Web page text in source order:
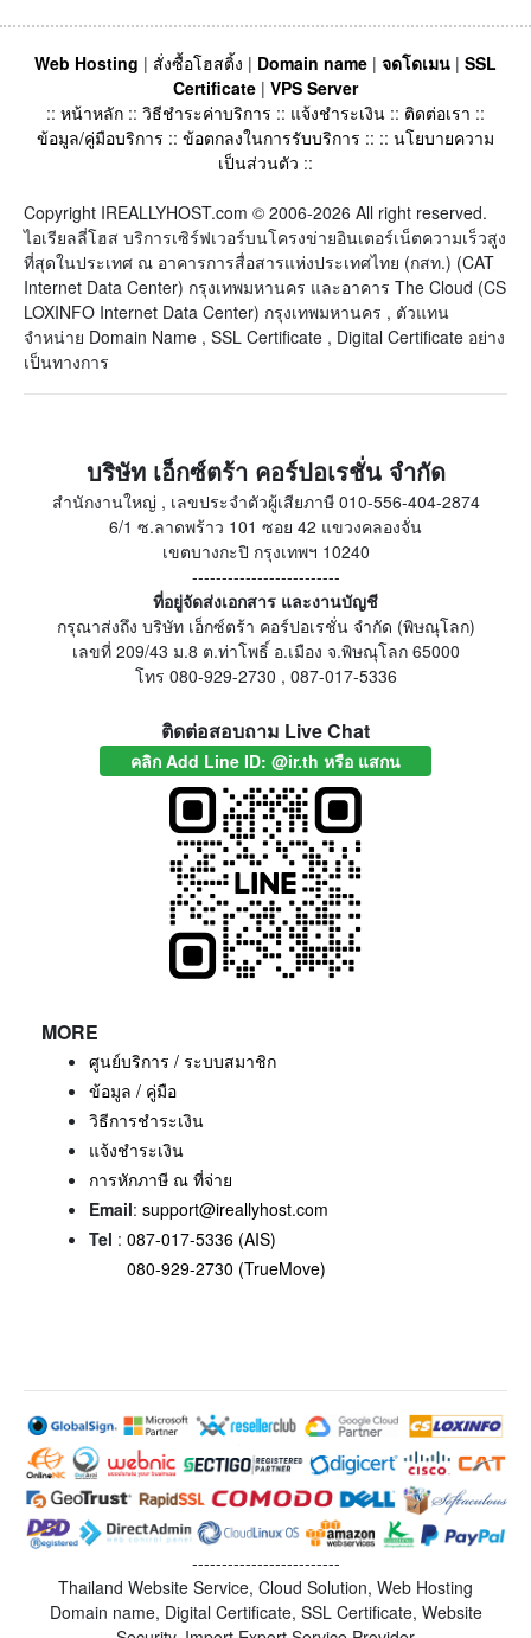
Web Hosting | สั่งซื้อโฮสติ้ง | Domain name | จดโดเมน | SSL
Certificate | VPS Server
:: หน้าหลัก :: วิธีชำระค่าบริการ :: แจ้งชำระเงิน :: ติดต่อเรา ::
ข้อมูล/คู่มือบริการ :: ข้อตกลงในการรับบริการ :: :: นโยบายความ
เป็นส่วนตัว ::
Copyright IREALLYHOST.com © 2006-2026 All right reserved.
ไอเรียลลี่โฮส บริการเซิร์ฟเวอร์บนโครงข่ายอินเตอร์เน็ตความเร็วสูง
ที่สุดในประเทศ ณ อาคารการสื่อสารแห่งประเทศไทย (กสท.) (CAT
Internet Data Center) กรุงเทพมหานคร และอาคาร The Cloud (CS
LOXINFO Internet Data Center) กรุงเทพมหานคร , ตัวแทน
จำหน่าย Domain Name , SSL Certificate , Digital Certificate อย่าง
เป็นทางการ
บริษัท เอ็กซ์ตร้า คอร์ปอเรชั่น จำกัด
สำนักงานใหญ่ , เลขประจำตัวผู้เสียภาษี 010-556-404-2874
6/1 ซ.ลาดพร้าว 101 ซอย 42 แขวงคลองจั่น
เขตบางกะปิ กรุงเทพฯ 10240
-------------------------
ที่อยู่จัดส่งเอกสาร และงานบัญชี
กรุณาส่งถึง บริษัท เอ็กซ์ตร้า คอร์ปอเรชั่น จำกัด (พิษณุโลก)
เลขที่ 209/43 ม.8 ต.ท่าโพธิ์ อ.เมือง จ.พิษณุโลก 65000
โทร 080-929-2730 , 087-017-5336
ติดต่อสอบถาม Live Chat
คลิก Add Line ID: @ir.th หรือ แสกน
MORE
ศูนย์บริการ / ระบบสมาชิก
ข้อมูล / คู่มือ
วิธีการชำระเงิน
แจ้งชำระเงิน
การหักภาษี ณ ที่จ่าย
Email: support@ireallyhost.com
Tel : 087-017-5336 (AIS)
080-929-2730 (TrueMove)
-------------------------
Thailand Website Service, Cloud Solution, Web Hosting
Domain name, Digital Certificate, SSL Certificate, Website